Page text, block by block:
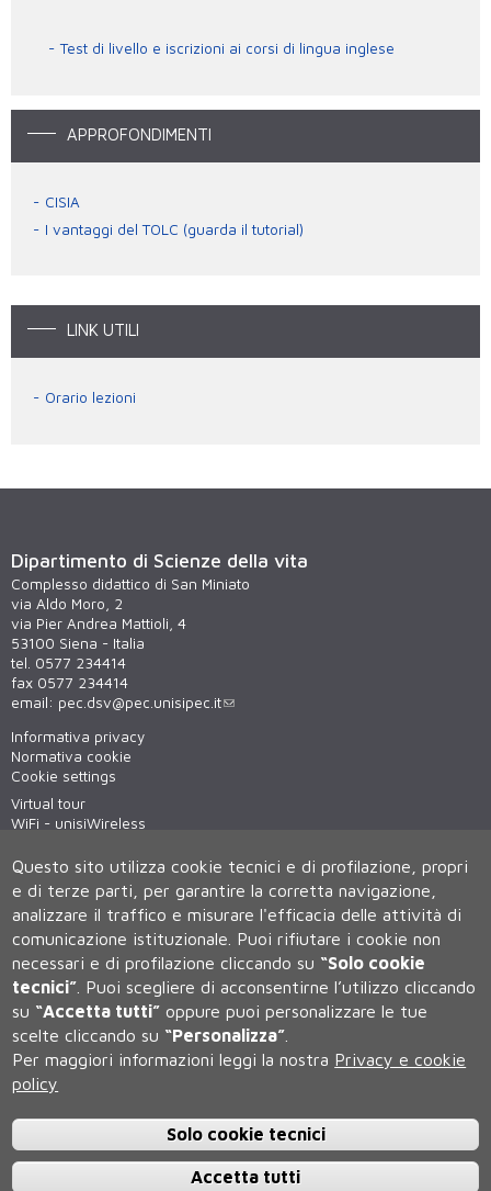
Test di livello e iscrizioni ai corsi di lingua inglese
APPROFONDIMENTI
CISIA
I vantaggi del TOLC (guarda il tutorial)
LINK UTILI
Orario lezioni
Dipartimento di Scienze della vita
Complesso didattico di San Miniato
via Aldo Moro, 2
via Pier Andrea Mattioli, 4
53100 Siena - Italia
tel. 0577 234414
fax 0577 234414
email: pec.dsv@pec.unisipec.it
Informativa privacy
Normativa cookie
Cookie settings
Virtual tour
WiFi - unisiWireless
Università degli Studi di Siena
Rettorato, via Banchi di Sotto 55, 53100 Siena ITALIA
P.IVA 00273530527 | C.F. 80002070524 | Caselle Pec: Posta
Elettronica Certificata
0577 235555 (dal lunedì al venerdì dalle 9.30 alle 10.30)
Questo sito utilizza cookie tecnici e di profilazione, propri
e di terze parti, per garantire la corretta navigazione,
analizzare il traffico e misurare l'efficacia delle attività di
comunicazione istituzionale. Puoi rifiutare i cookie non
necessari e di profilazione cliccando su “Solo cookie
tecnici” Puoi scegliere di acconsentirne l’utilizzo cliccando
su “Accetta tutti” oppure puoi personalizzare le tue
scelte cliccando su “Personalizza”
Per maggiori informazioni leggi la nostra Privacy e cookie
policy
Solo cookie tecnici
Accetta tutti